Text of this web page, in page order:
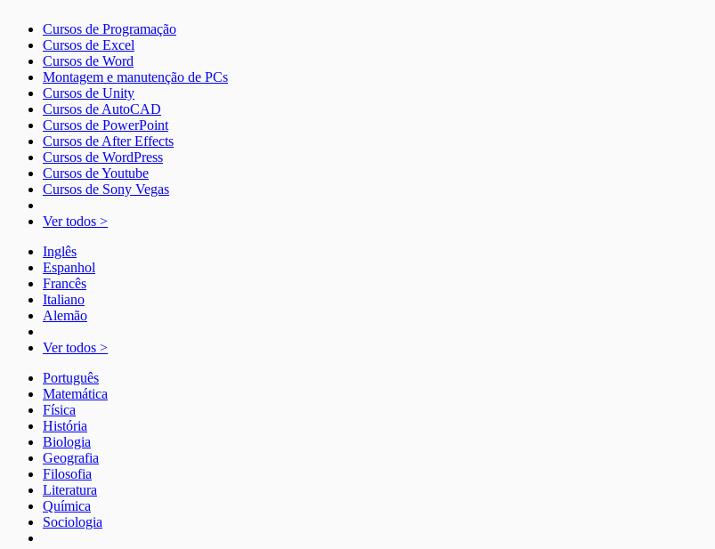
Cursos de Programação
Cursos de Excel
Cursos de Word
Montagem e manutenção de PCs
Cursos de Unity
Cursos de AutoCAD
Cursos de PowerPoint
Cursos de After Effects
Cursos de WordPress
Cursos de Youtube
Cursos de Sony Vegas
Ver todos >
Inglês
Espanhol
Francês
Italiano
Alemão
Ver todos >
Português
Matemática
Física
História
Biologia
Geografia
Filosofia
Literatura
Química
Sociologia